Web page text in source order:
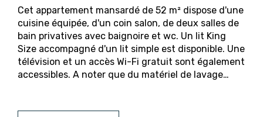
Cet appartement mansardé de 52 m² dispose d'une
cuisine équipée, d'un coin salon, de deux salles de
bain privatives avec baignoire et wc. Un lit King
Size accompagné d'un lit simple est disponible. Une
télévision et un accès Wi-Fi gratuit sont également
accessibles. A noter que du matériel de lavage…